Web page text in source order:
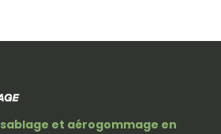
sablage et aérogommage en